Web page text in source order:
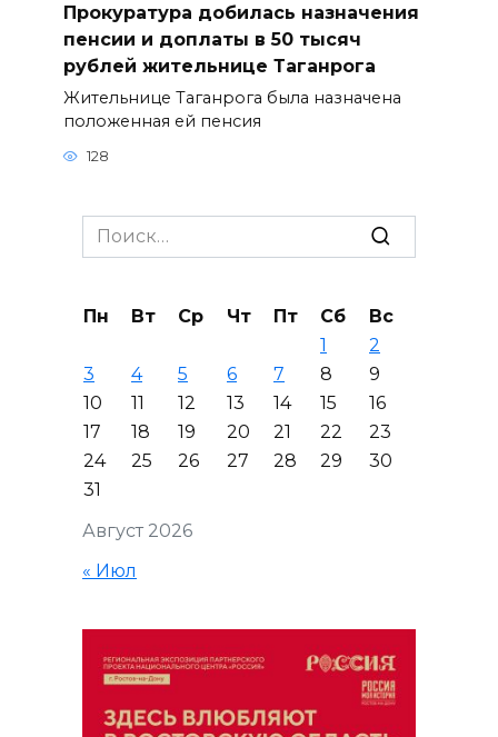
Прокуратура добилась назначения
пенсии и доплаты в 50 тысяч
рублей жительнице Таганрога
Жительнице Таганрога была назначена
положенная ей пенсия
128
Search
for:
Август 2026
Пн Вт Ср Чт Пт Сб
Вс
1
2
3
4 5 6 7 8
9
10
11 12 13 14 15
16
17
18 19 20 21 22
23
24
25 26 27 28 29
30
31
« Июл